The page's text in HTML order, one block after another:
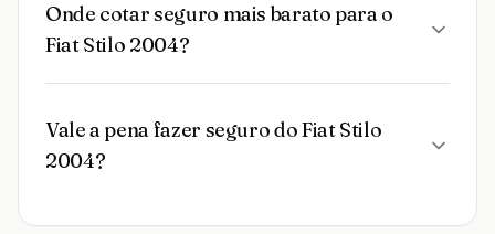
Onde cotar seguro mais barato para o
Fiat Stilo 2004?
Vale a pena fazer seguro do Fiat Stilo
2004?